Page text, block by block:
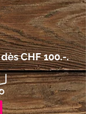
CHF 100.-.